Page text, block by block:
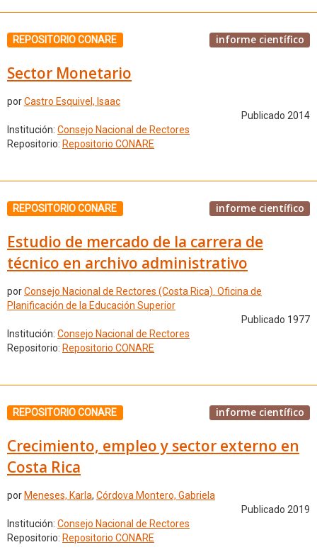
REPOSITORIO CONARE informe científico
Sector Monetario
porCastro Esquivel, Isaac
Publicado 2014
Institución: Consejo Nacional de Rectores
Repositorio: Repositorio CONARE
REPOSITORIO CONARE informe científico
Estudio de mercado de la carrera de
técnico en archivo administrativo
porConsejo Nacional de Rectores (Costa Rica). Oficina de
Planificación de la Educación Superior
Publicado 1977
Institución: Consejo Nacional de Rectores
Repositorio: Repositorio CONARE
REPOSITORIO CONARE informe científico
Crecimiento, empleo y sector externo en
Costa Rica
por Meneses, Karla, Córdova Montero, Gabriela
Publicado 2019
Institución: Consejo Nacional de Rectores
Repositorio: Repositorio CONARE